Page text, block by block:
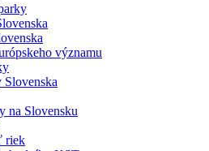
významu
na Slovensku
riek